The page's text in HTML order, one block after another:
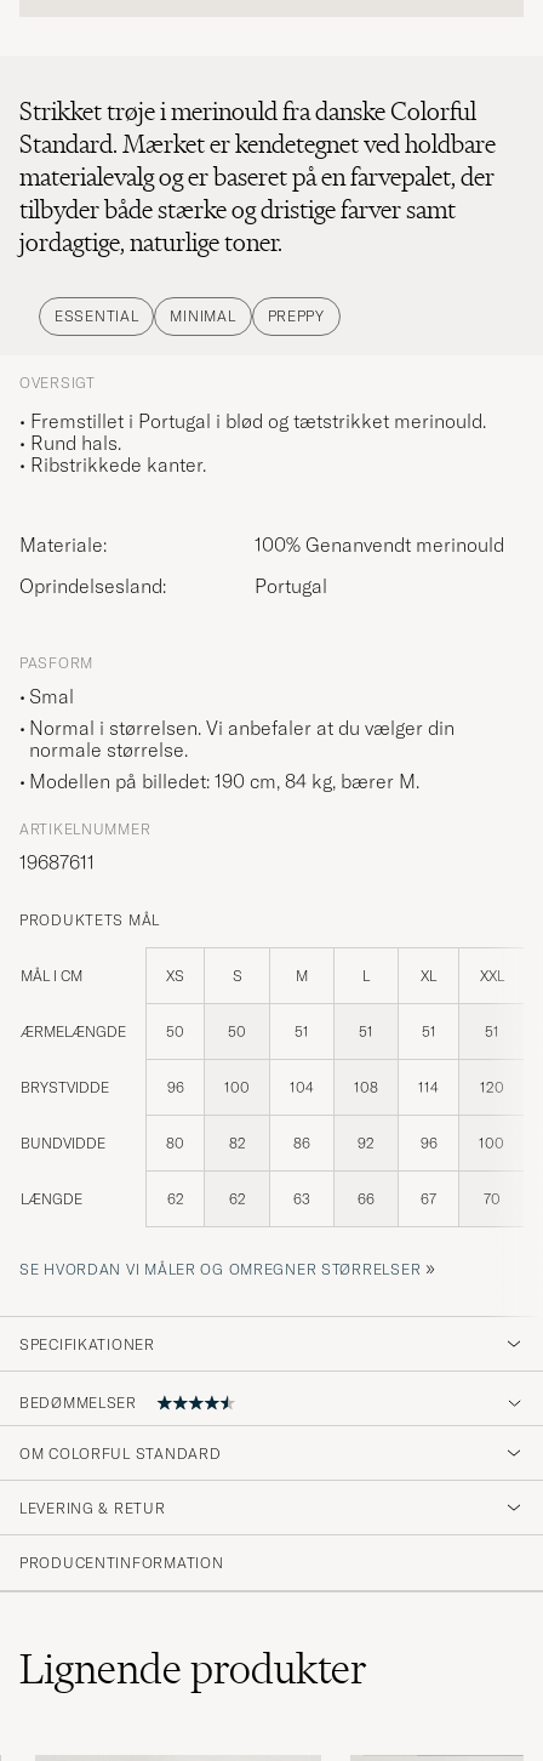
Strikket trøje i merinould fra danske Colorful
Standard. Mærket er kendetegnet ved holdbare
materialevalg og er baseret på en farvepalet, der
tilbyder både stærke og dristige farver samt
jordagtige, naturlige toner.
ESSENTIAL MINIMAL PREPPY
OVERSIGT
• Fremstillet i Portugal i blød og tætstrikket merinould.
• Rund hals.
• Ribstrikkede kanter.
Materiale:
100% Genanvendt merinould
Oprindelsesland:
Portugal
PASFORM
Smal
Normal i størrelsen. Vi anbefaler at du vælger din
normale størrelse.
Modellen på billedet: 190 cm, 84 kg, bærer M.
ARTIKELNUMMER
19687611
PRODUKTETS MÅL
MÅL I CM XS S M L XL XXL
ÆRMELÆNGDE 50 50 51 51 51 51
BRYSTVIDDE 96 100 104 108 114 120
BUNDVIDDE 80 82 86 92 96 100
LÆNGDE 62 62 63 66 67 70
SE HVORDAN VI MÅLER OG OMREGNER STØRRELSER »
SPECIFIKATIONER
BEDØMMELSER
4.7
(34)
(0)
OM COLORFUL STANDARD
LEVERING & RETUR
PRODUCENTINFORMATION
Lignendeprodukter